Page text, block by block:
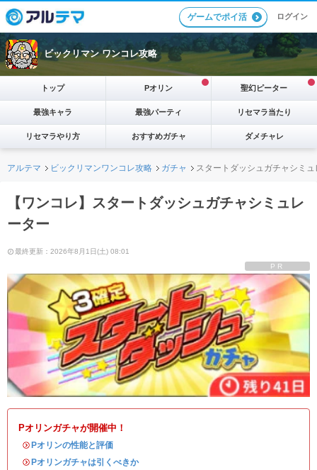
ゲームでポイ活 ログイン
ビックリマン ワンコレ攻略
トップ Pオリン 聖幻ピーター
最強キャラ 最強パーティ リセマラ当たり
リセマラやり方 おすすめガチャ ダメチャレ
アルテマ ビックリマンワンコレ攻略 ガチャ スタートダッシュガチャシミ
【ワンコレ】スタートダッシュガチャシミュレ
ーター
最終更新：2026年8月1日(土) 08:01
PR
Pオリンガチャが開催中！
・Pオリンの性能と評価
・Pオリンガチャは引くべきか